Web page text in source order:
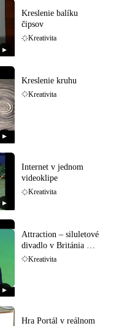
▶
Kreslenie balíku
čipsov
Kreativita
▶
Kreslenie kruhu
Kreativita
▶
Internet v jednom
videoklipe
Kreativita
▶
Attraction – siluletové
divadlo v Británia má
talent
Kreativita
Hra Portál v reálnom